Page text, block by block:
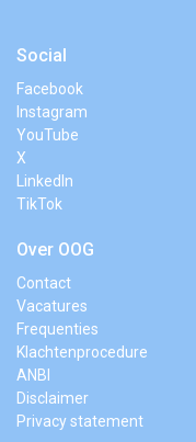
Social
Facebook
Instagram
YouTube
X
LinkedIn
TikTok
Over OOG
Contact
Vacatures
Frequenties
Klachtenprocedure
ANBI
Disclaimer
Privacy statement